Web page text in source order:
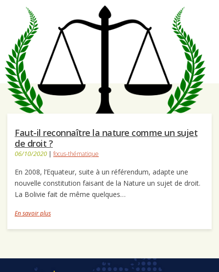
Faut-il reconnaître la nature comme un sujet
de droit ?
06/10/2020 | focus-thématique
En 2008, l’Equateur, suite à un référendum, adapte une
nouvelle constitution faisant de la Nature un sujet de droit.
La Bolivie fait de même quelques…
En savoir plus